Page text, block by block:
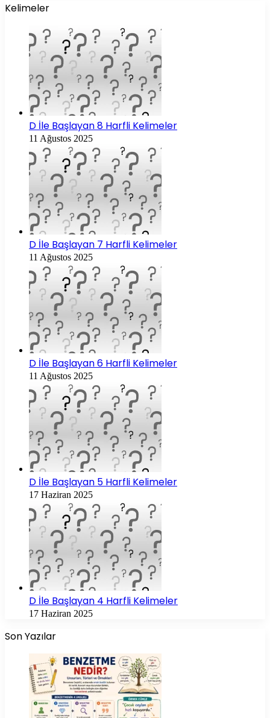
Kelimeler
D İle Başlayan 8 Harfli Kelimeler
11 Ağustos 2025
D İle Başlayan 7 Harfli Kelimeler
11 Ağustos 2025
D İle Başlayan 6 Harfli Kelimeler
11 Ağustos 2025
D İle Başlayan 5 Harfli Kelimeler
17 Haziran 2025
D İle Başlayan 4 Harfli Kelimeler
17 Haziran 2025
Son Yazılar